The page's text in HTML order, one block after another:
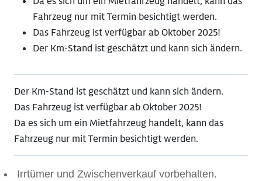
Fahrzeug nur mit Termin besichtigt werden.
Das Fahrzeug ist verfügbar ab Oktober 2025!
Der Km-Stand ist geschätzt und kann sich ändern.
Der Km-Stand ist geschätzt und kann sich ändern.
Das Fahrzeug ist verfügbar ab Oktober 2025!
Da es sich um ein Mietfahrzeug handelt, kann das
Fahrzeug nur mit Termin besichtigt werden.
Irrtümer und Zwischenverkauf vorbehalten.